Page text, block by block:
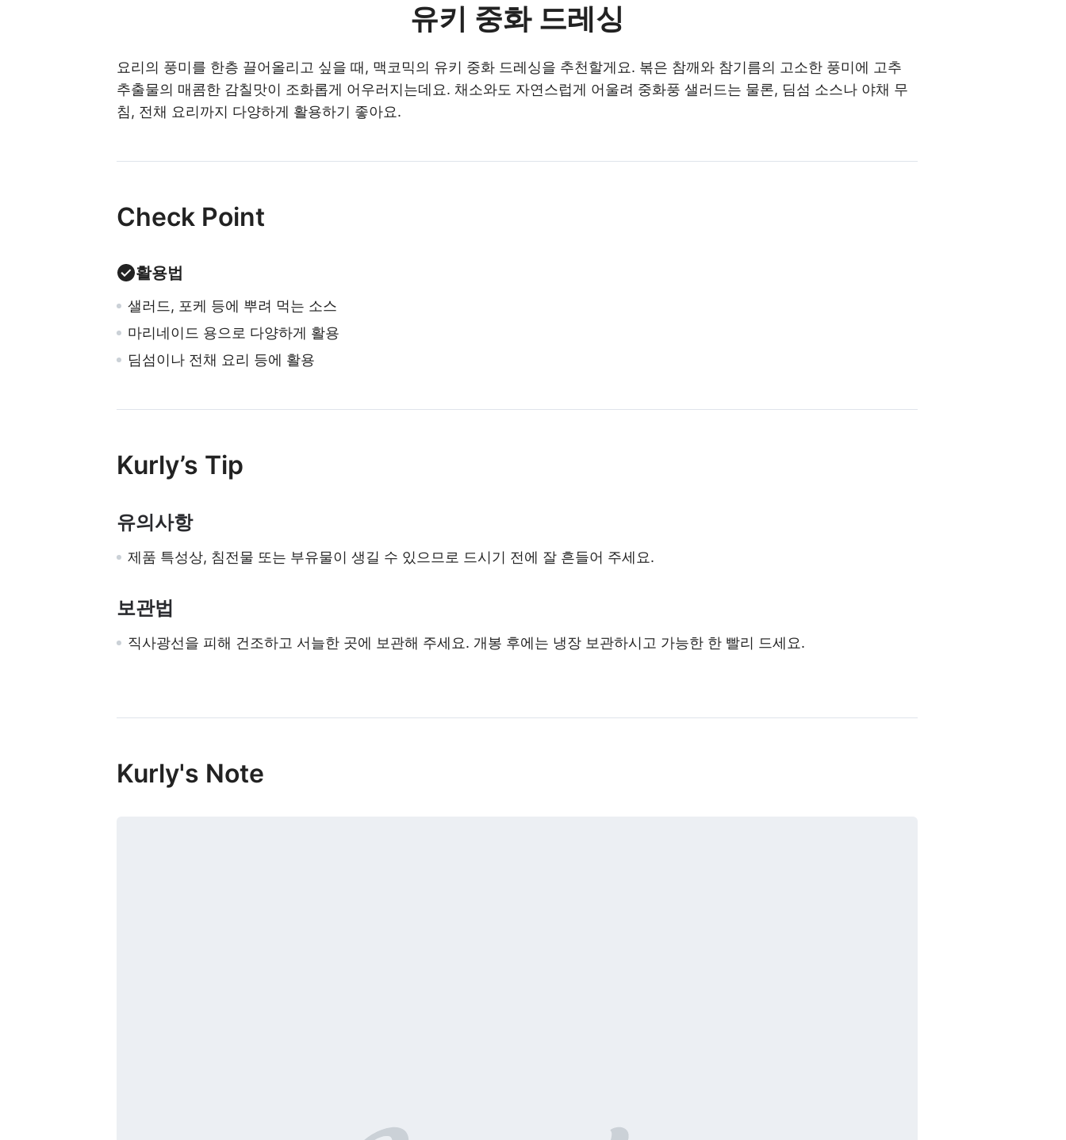
유키 중화 드레싱
요리의 풍미를 한층 끌어올리고 싶을 때, 맥코믹의 유키 중화 드레싱을 추천할게요. 볶은 참깨와 참기름의 고소한 풍미에 고추
추출물의 매콤한 감칠맛이 조화롭게 어우러지는데요. 채소와도 자연스럽게 어울려 중화풍 샐러드는 물론, 딤섬 소스나 야채 무
침, 전채 요리까지 다양하게 활용하기 좋아요.
Check Point
활용법
샐러드, 포케 등에 뿌려 먹는 소스
마리네이드 용으로 다양하게 활용
딤섬이나 전채 요리 등에 활용
Kurly’s Tip
유의사항
제품 특성상, 침전물 또는 부유물이 생길 수 있으므로 드시기 전에 잘 흔들어 주세요.
보관법
직사광선을 피해 건조하고 서늘한 곳에 보관해 주세요. 개봉 후에는 냉장 보관하시고 가능한 한 빨리 드세요.
Kurly's Note